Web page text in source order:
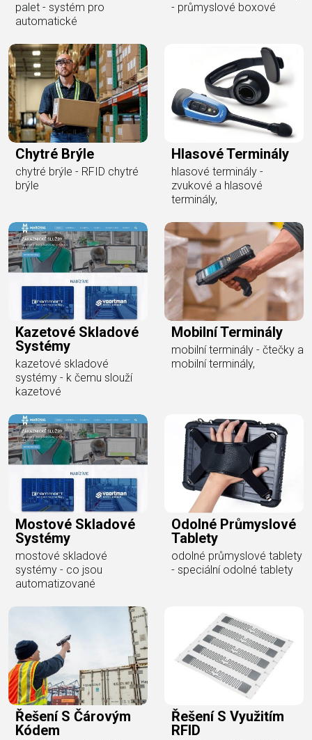
palet - systém pro
automatické
- průmyslové boxové
Chytré Brýle
chytré brýle - RFID chytré
brýle
Hlasové Terminály
hlasové terminály -
zvukové a hlasové
terminály,
Kazetové Skladové
Systémy
kazetové skladové
systémy - k čemu slouží
kazetové
Mobilní Terminály
mobilní terminály - čtečky a
mobilní terminály,
Mostové Skladové
Systémy
mostové skladové
systémy - co jsou
automatizované
Odolné Průmyslové
Tablety
odolné průmyslové tablety
- speciální odolné tablety
Řešení S Čárovým
Kódem
Řešení S Využitím
RFID